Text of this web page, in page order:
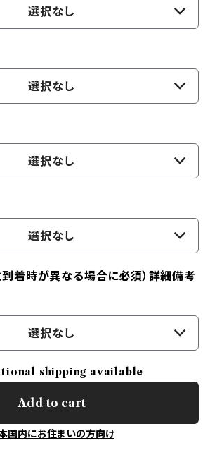
選択なし
選択なし
選択なし
選択なし
着時が異なる場合に必須）詳細備考
選択なし
shipping available
Add to cart
国内にお住まいの方向け